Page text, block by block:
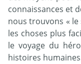
connaissances et
nous trouvons «
les choses plus
le voyage du
histoires